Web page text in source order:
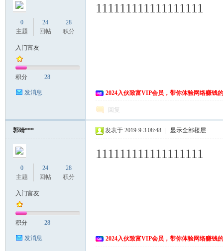
0
主题
24
回帖
28
积分
入门富友
积分 28
发消息
111111111111111111
2024入伙致富VIP会员，带你体验网络赚钱
回复
郭靖***
0
主题
24
回帖
28
积分
入门富友
积分 28
发消息
发表于 2019-9-3 08:48 显示全部楼层
111111111111111111
2024入伙致富VIP会员，带你体验网络赚钱